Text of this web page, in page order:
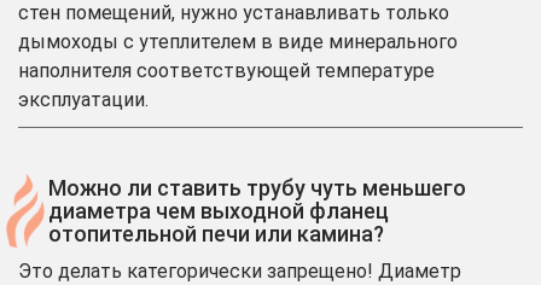
стен помещений, нужно устанавливать только
дымоходы с утеплителем в виде минерального
наполнителя соответствующей температуре
эксплуатации.
Можно ли ставить трубу чуть меньшего
диаметра чем выходной фланец
отопительной печи или камина?
Это делать категорически запрещено! Диаметр